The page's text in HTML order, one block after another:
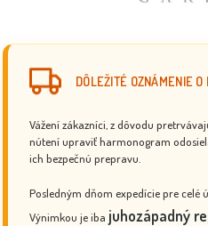
DÔLEŽITÉ OZNÁMENIE
Vážení zákazníci, z dôvodu
nútení upraviť harmonogram
ich bezpečnú prepravu.
Posledným dňom expedície pre celé
Výnimkou je iba juhozápadný